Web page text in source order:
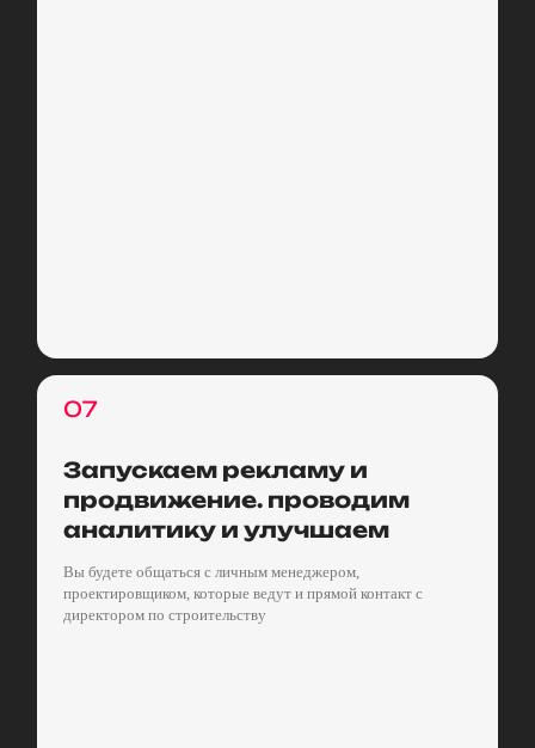
07
Запускаем рекламу и
продвижение. проводим
аналитику и улучшаем
Вы будете общаться с личным менеджером,
проектировщиком, которые ведут и прямой контакт с
директором по строительству